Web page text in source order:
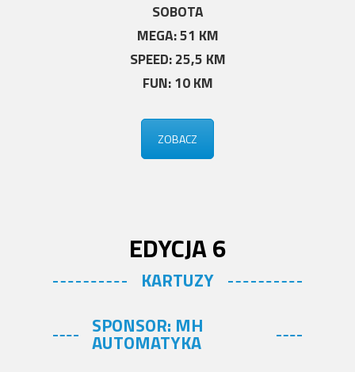
SOBOTA
MEGA: 51 KM
SPEED: 25,5 KM
FUN: 10 KM
ZOBACZ
EDYCJA 6
KARTUZY
SPONSOR: MH
AUTOMATYKA